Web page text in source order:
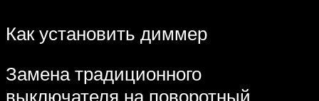
Как установить диммер
Замена традиционного
выключателя на поворотный